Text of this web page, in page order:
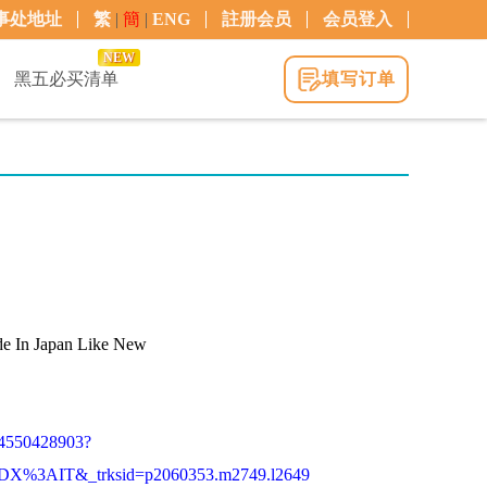
处地址 繁 | 簡 | ENG 註册会员 会员登入
黑五必买清单
NEW
填写订单
In Japan Like New